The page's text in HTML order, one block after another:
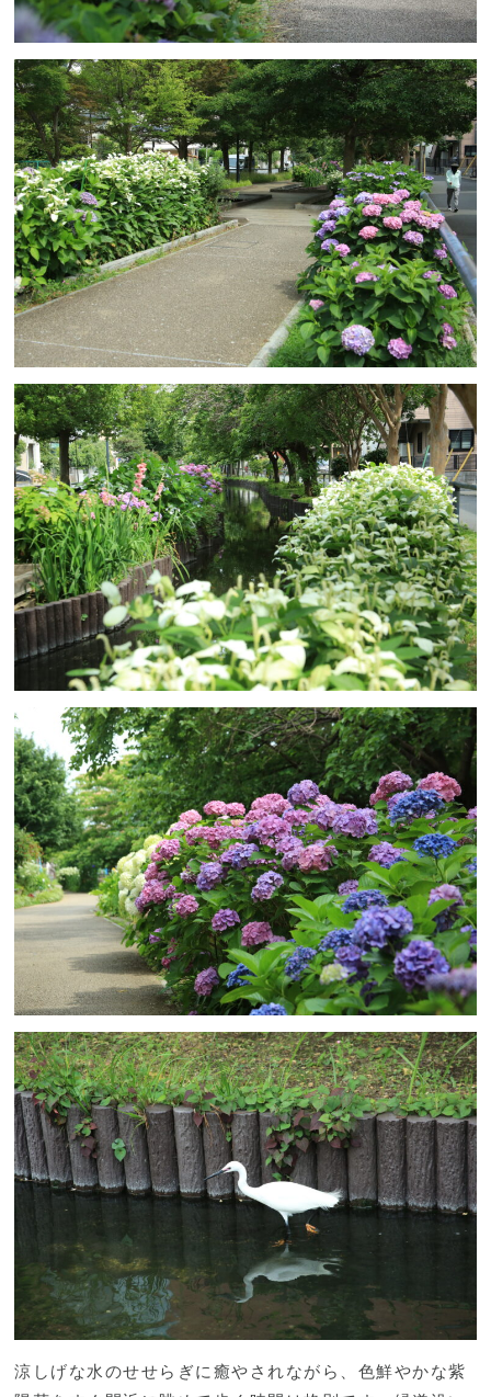
涼しげな水のせせらぎに癒やされながら、色鮮やかな紫